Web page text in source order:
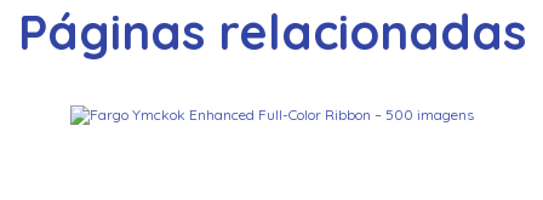
Páginas relacionadas